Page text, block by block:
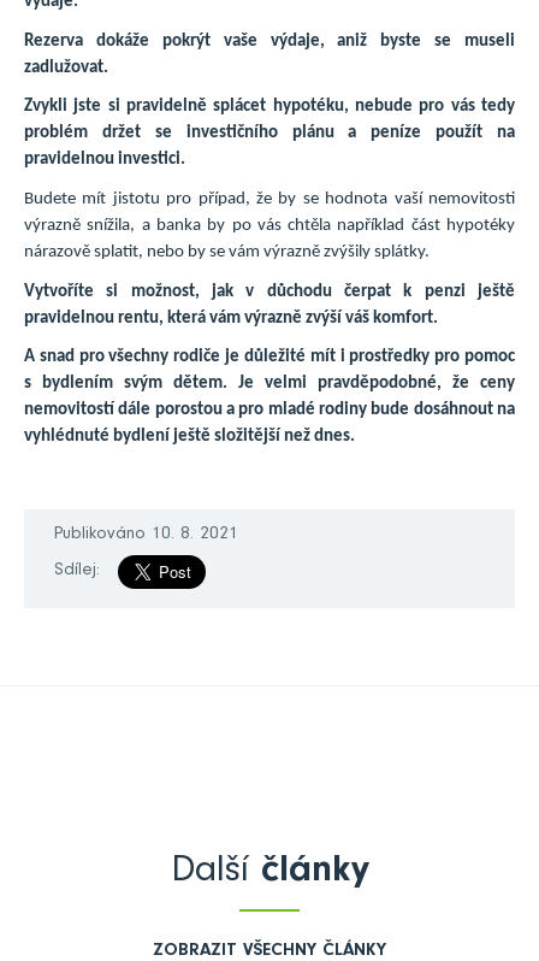
Rezerva dokáže pokrýt vaše výdaje, aniž byste se museli
zadlužovat.
Zvykli jste si pravidelně splácet hypotéku, nebude pro vás tedy
problém držet se investičního plánu a peníze použít na
pravidelnou investici.
Budete mít jistotu pro případ, že by se hodnota vaší nemovitosti
výrazně snížila, a banka by po vás chtěla například část hypotéky
nárazově splatit, nebo by se vám výrazně zvýšily splátky.
Vytvoříte si možnost, jak v důchodu čerpat k penzi ještě
pravidelnou rentu, která vám výrazně zvýší váš komfort.
A snad pro všechny rodiče je důležité mít i prostředky pro pomoc
s bydlením svým dětem. Je velmi pravděpodobné, že ceny
nemovitostí dále porostou a pro mladé rodiny bude dosáhnout na
vyhlédnuté bydlení ještě složitější než dnes.
Publikováno 10. 8. 2021
Sdílej:
Další články
ZOBRAZIT VŠECHNY ČLÁNKY